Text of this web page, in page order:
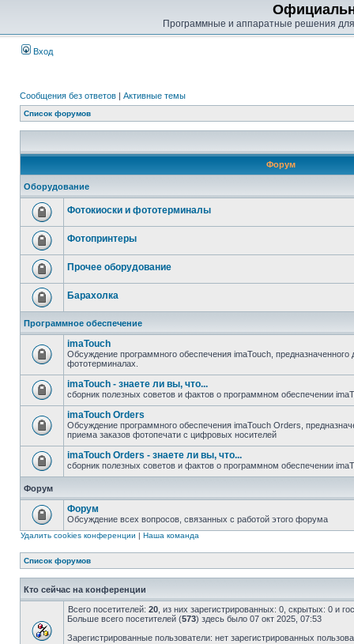
Программные и аппаратные решения
Вход
Сообщения без ответов | Активные темы
Список форумов
Форум
Оборудование
Фотокиоски и фототерминалы
Фотопринтеры
Прочее оборудование
Барахолка
Программное обеспечение
imaTouch
Обсуждение программного обеспечения imaTouch, предназначенного
фототерминалах.
imaTouch - знаете ли вы, что...
сборник полезных советов и фактов о программном обеспечении
imaTouch Orders
Обсуждение программного обеспечения imaTouch Orders,
приема заказов фотопечати с цифровых носителей
imaTouch Orders - знаете ли вы, что...
сборник полезных советов и фактов о программном обеспечении
Форум
Форум
Обсуждение всех вопросов, связанных с работой этого форума
Удалить cookies конференции | Наша команда
Список форумов
Кто сейчас на конференции
Всего посетителей: 20 , из них зарегистрированных: 0, скрытых: 0 и
Больше всего посетителей (573) здесь было 07 окт 2025, 07:53
Зарегистрированные пользователи: нет зарегистрированных